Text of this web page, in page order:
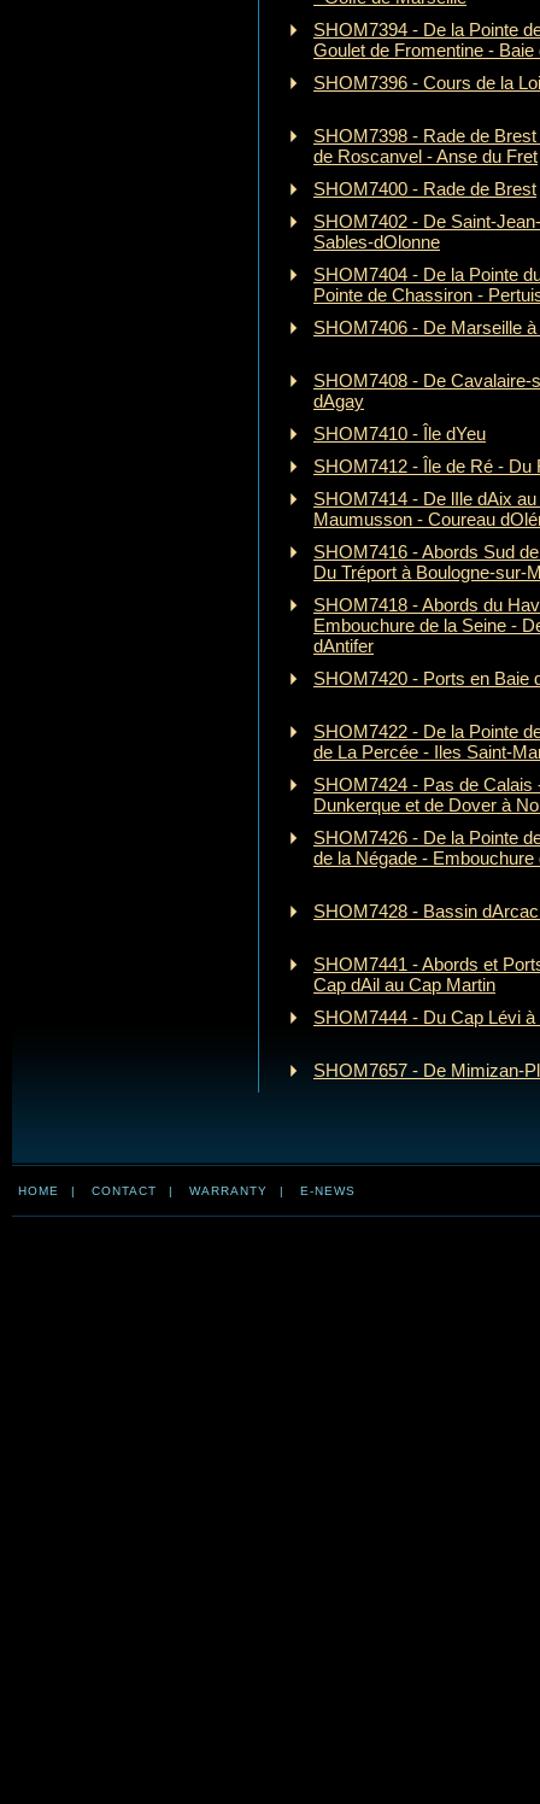
SHOM7394 - De la Pointe
Goulet de Fromentine - Baie
SHOM7396 - Cours de la
SHOM7398 - Rade de
de Roscanvel - Anse du Fret
SHOM7400 - Rade de Brest
SHOM7402 - De Saint-
Sables-dOlonne
SHOM7404 - De la Pointe
Pointe de Chassiron -
SHOM7406 - De Marseille à
SHOM7408 - De Cavalaire-
dAgay
SHOM7410 - Île dYeu
SHOM7412 - Île de Ré - Du
SHOM7414 - De lIle dAix
Maumusson - Coureau
SHOM7416 - Abords Sud
Du Tréport à Boulogne-sur-
SHOM7418 - Abords du
Embouchure de la Seine -
dAntifer
SHOM7420 - Ports en Baie
SHOM7422 - De la Pointe
de La Percée - Iles Saint-
SHOM7424 - Pas de Calais
Dunkerque et de Dover à
SHOM7426 - De la Pointe
de la Négade - Embouchure
SHOM7428 - Bassin
SHOM7441 - Abords et
Cap dAil au Cap Martin
SHOM7444 - Du Cap Lévi à
SHOM7657 - De Mimizan-
HOME | CONTACT | WARRANTY | E-NEWS